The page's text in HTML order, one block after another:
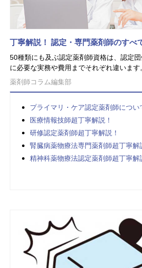
丁寧解説！ 認定・専門薬剤師のすべ
50種類にも及ぶ認定薬剤師資格は、認定
に必要な実務や費用までそれぞれ違います
薬剤師コラム編集部
プライマリ・ケア認定薬剤師につい
医療情報技師超丁寧解説！
研修認定薬剤師超丁寧解説！
腎臓病薬物療法専門薬剤師超丁寧解
精神科薬物療法認定薬剤師超丁寧解